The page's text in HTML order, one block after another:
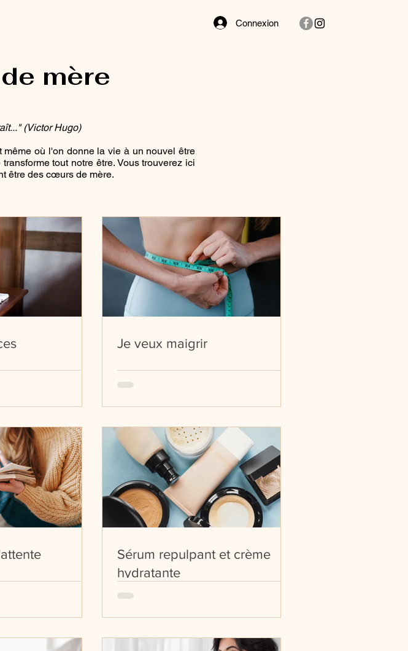
Connexion
mère
(Victor Hugo)
où l'on donne la vie à un nouvel être
tout notre être. Vous trouverez ici
être des cœurs de mère.
Je veux maigrir
Sérum repulpant et crème
hydratante